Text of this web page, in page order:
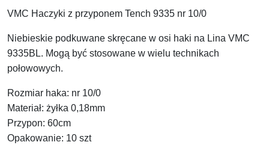
VMC Haczyki z przyponem Tench 9335 nr 10/0
Niebieskie podkuwane skręcane w osi haki na Lina VMC
9335BL. Mogą być stosowane w wielu technikach
połowowych.
Rozmiar haka: nr 10/0
Materiał: żyłka 0,18mm
Przypon: 60cm
Opakowanie: 10 szt